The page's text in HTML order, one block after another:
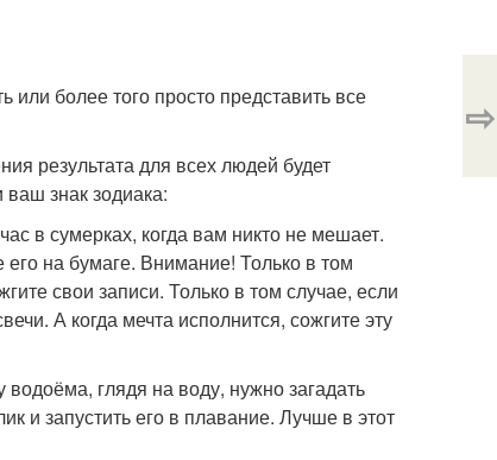
более того просто представить все
результата для всех людей будет
знак зодиака:
в сумерках, когда вам никто не мешает.
на бумаге. Внимание! Только в том
свои записи. Только в том случае, если
А когда мечта исполнится, сожгите эту
глядя на воду, нужно загадать
и запустить его в плавание. Лучше в этот
⇨